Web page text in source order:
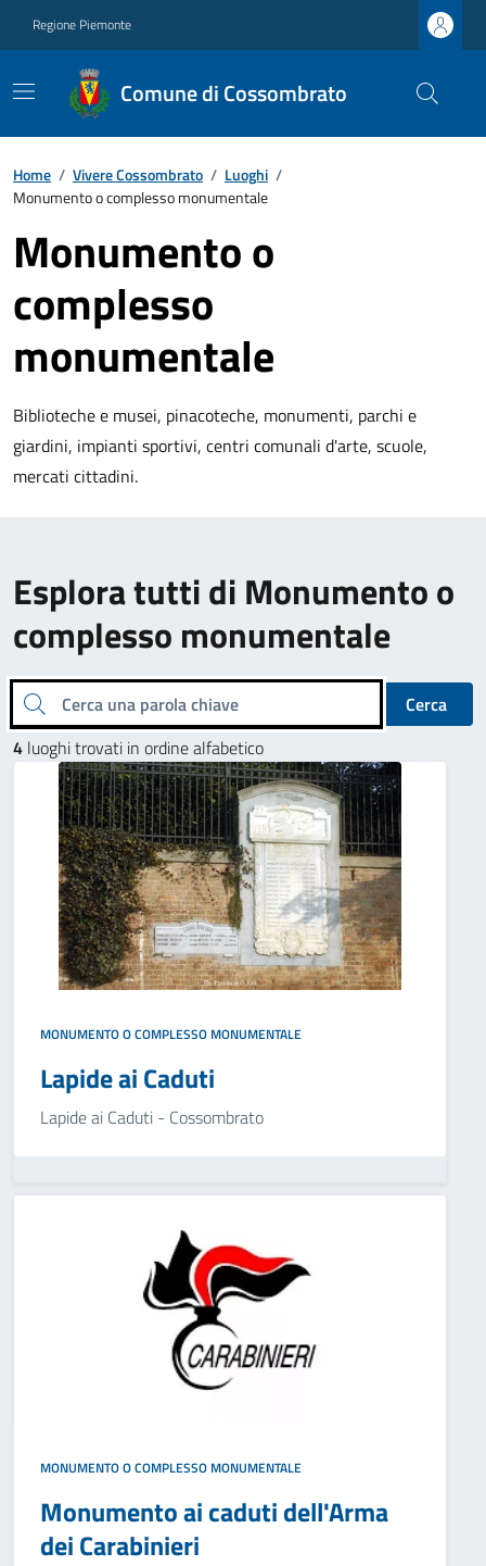
Regione Piemonte
Comune di Cossombrato
Home / Vivere Cossombrato / Luoghi /
Monumento o complesso monumentale
Monumento o
complesso
monumentale
Biblioteche e musei, pinacoteche, monumenti, parchi e
giardini, impianti sportivi, centri comunali d'arte, scuole,
mercati cittadini.
Esplora tutti di Monumento o
complesso monumentale
Cerca una parola chiave
Cerca
4 luoghi trovati in ordine alfabetico
MONUMENTO O COMPLESSO MONUMENTALE
Lapide ai Caduti
Lapide ai Caduti - Cossombrato
MONUMENTO O COMPLESSO MONUMENTALE
Monumento ai caduti dell'Arma
dei Carabinieri